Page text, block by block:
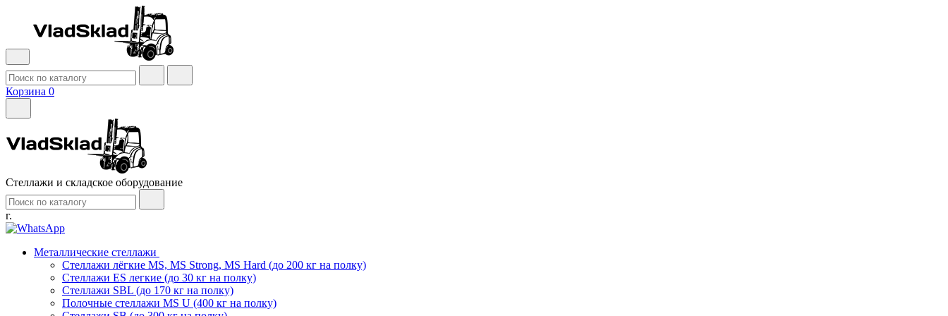
Корзина 0
Стеллажи и складское оборудование
г.
Металлические стеллажи
Стеллажи лёгкие MS, MS Strong, MS Hard (до 200 кг на полку)
Стеллажи ES легкие (до 30 кг на полку)
Стеллажи SBL (до 170 кг на полку)
Полочные стеллажи MS U (400 кг на полку)